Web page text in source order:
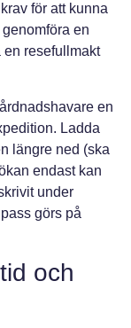
för att kunna
en
resefullmakt
en
Ladda
längre ned (ska
endast kan
under
görs på
och